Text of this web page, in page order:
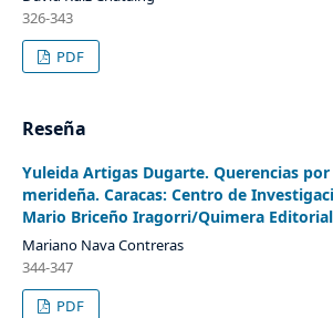
326-343
PDF
Reseña
Yuleida Artigas Dugarte. Querencias
merideña. Caracas: Centro de
Mario Briceño Iragorri/Quimera
Mariano Nava Contreras
344-347
PDF